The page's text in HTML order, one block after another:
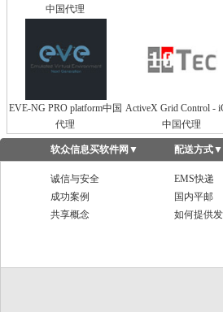
中国代理
EVE-NG PRO platform中国
代理
ActiveX Grid Control -
中国代理
软众信息买软件网 ▼ 配送方式▼
诚信与安全 EMS快递
成功案例
国内平邮
共享概念
如何提供